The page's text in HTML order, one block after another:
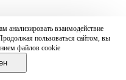
анализировать взаимодействие
пользоваться сайтом, вы
файлов cookie